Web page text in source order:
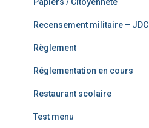
Recensement militaire – JDC
Règlement
Réglementation en cours
Restaurant scolaire
Test menu